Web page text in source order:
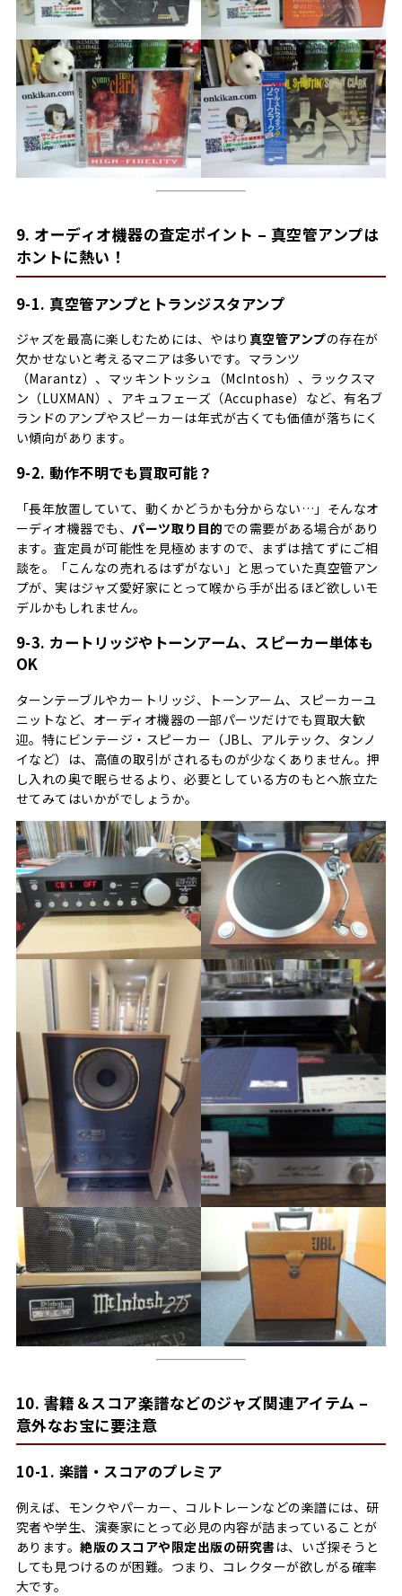
9. オーディオ機器の査定ポイント – 真空管アンプは
ホントに熱い！
9-1. 真空管アンプとトランジスタアンプ
ジャズを最高に楽しむためには、やはり 真空管アンプの存在が
欠かせないと考えるマニアは多いです。マランツ
（Marantz）、マッキントッシュ（McIntosh）、ラックスマ
ン（LUXMAN）、アキュフェーズ（Accuphase）など、有名ブ
ランドのアンプやスピーカーは年式が古くても価値が落ちにく
い傾向があります。
9-2. 動作不明でも買取可能？
「長年放置していて、動くかどうかも分からない…」そんなオ
ーディオ機器でも、 パーツ取り目的での需要がある場合があり
ます。査定員が可能性を見極めますので、まずは捨てずにご相
談を。「こんなの売れるはずがない」と思っていた真空管アン
プが、実はジャズ愛好家にとって喉から手が出るほど欲しいモ
デルかもしれません。
9-3. カートリッジやトーンアーム、スピーカー単体も
OK
ターンテーブルやカートリッジ、トーンアーム、スピーカーユ
ニットなど、オーディオ機器の一部パーツだけでも買取大歓
迎。特にビンテージ・スピーカー（JBL、アルテック、タンノ
イなど）は、高値の取引がされるものが少なくありません。押
し入れの奥で眠らせるより、必要としている方のもとへ旅立た
せてみてはいかがでしょうか。
10. 書籍＆スコア楽譜などのジャズ関連アイテム –
意外なお宝に要注意
10-1. 楽譜・スコアのプレミア
例えば、モンクやパーカー、コルトレーンなどの楽譜には、研
究者や学生、演奏家にとって必見の内容が詰まっていることが
あります。絶版のスコアや限定出版の研究書は、いざ探そうと
しても見つけるのが困難。つまり、コレクターが欲しがる確率
大です。